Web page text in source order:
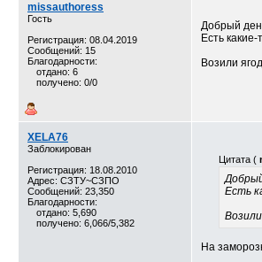
missauthoress
Гость
Регистрация: 08.04.2019
Сообщений: 15
Благодарности:
отдано: 6
получено: 0/0
Добрый
Есть
Возили
XELA76
Заблокирован
Регистрация: 18.08.2010
Адрес: СЗТУ~СЗПО
Сообщений: 23,350
Благодарности:
отдано: 5,690
получено: 6,066/5,382
Цитата (
Есть
На